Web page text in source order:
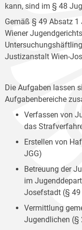
kann, sind im § 48
Gemäß § 49 Absatz
Wiener
Justizanstalt Wien-
Die Aufgaben lassen
Aufgabenbereiche
Verfassen von
das
Erstellen von
JGG)
Betreuung der
im
Josefstadt (§ 49
Vermittlung
Jugendlichen (§